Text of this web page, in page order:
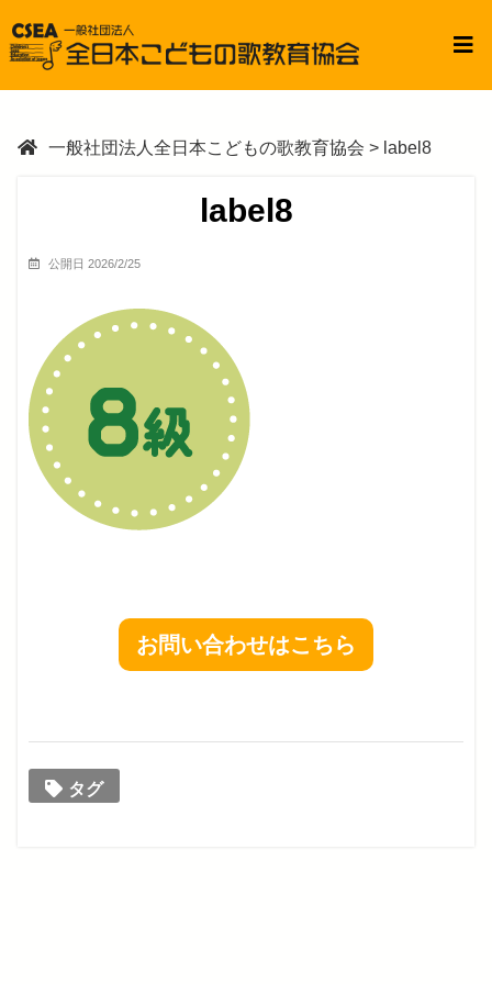
一般社団法人全日本こどもの歌教育協会 > label8
label8
公開日 2026/2/25
お問い合わせはこちら
タグ